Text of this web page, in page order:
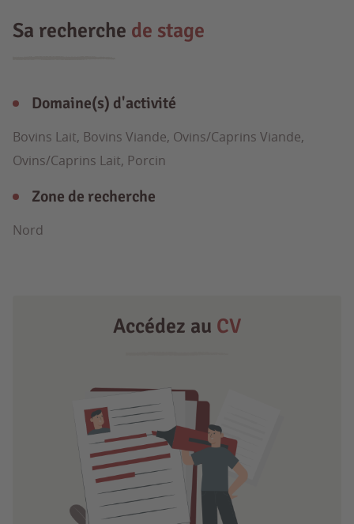
Sa recherche de stage
Domaine(s) d'activité
Bovins Lait, Bovins Viande, Ovins/Caprins Viande,
Ovins/Caprins Lait, Porcin
Zone de recherche
Nord
Accédez au CV